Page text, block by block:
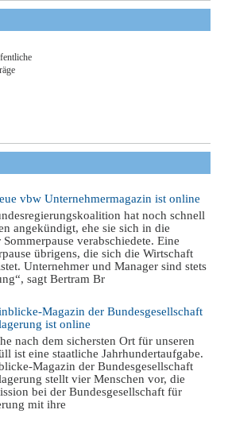
vbw Unternehmermagazin ist online
hat noch schnell
angekündigt, ehe sie sich in die
verabschiedete. Eine
übrigens, die sich die Wirtschaft
Unternehmer und Manager sind stets
sagt Bertram Br
Magazin der Bundesgesellschaft
ist online
nach dem sichersten Ort für unseren
ist eine staatliche Jahrhundertaufgabe.
Magazin der Bundesgesellschaft
stellt vier Menschen vor, die
bei der Bundesgesellschaft für
mit ihre